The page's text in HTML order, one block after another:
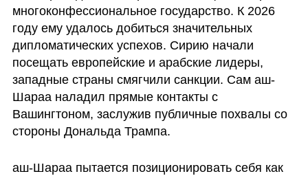
многоконфессиональное государство. К 2026
году ему удалось добиться значительных
дипломатических успехов. Сирию начали
посещать европейские и арабские лидеры,
западные страны смягчили санкции. Сам аш-
Шараа наладил прямые контакты с
Вашингтоном, заслужив публичные похвалы со
стороны Дональда Трампа.
аш-Шараа пытается позиционировать себя как